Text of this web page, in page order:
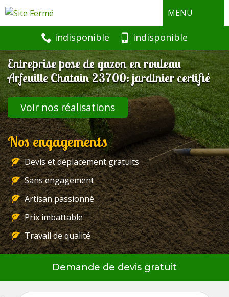
MENU
indisponible indisponible
Entreprise pose de gazon en rouleau
Arfeuille Chatain 23700: jardinier certifié
Voir nos réalisations
Nos engagements
Devis et déplacement gratuits
Sans engagement
Artisan passionné
Prix imbattable
Travail de qualité
Demande de devis gratuit